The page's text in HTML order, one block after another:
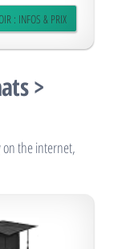
: INFOS & PRIX
>
the internet,